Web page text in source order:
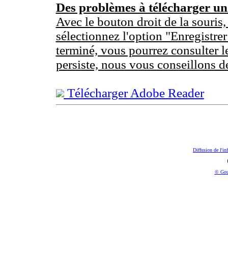
Des problèmes à télécharger
Avec le bouton droit de la
sélectionnez l'option
terminé, vous pourrez consulter
persiste, nous vous conseillons
Télécharger Adobe Reader
Diffusion de
©